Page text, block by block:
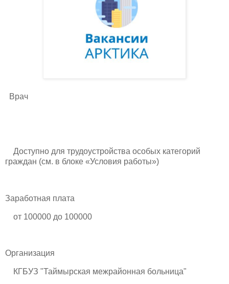
Врач
Доступно для трудоустройства особых категорий
граждан (см. в блоке «Условия работы»)
Заработная плата
от 100000 до 100000
Организация
КГБУЗ "Таймырская межрайонная больница"